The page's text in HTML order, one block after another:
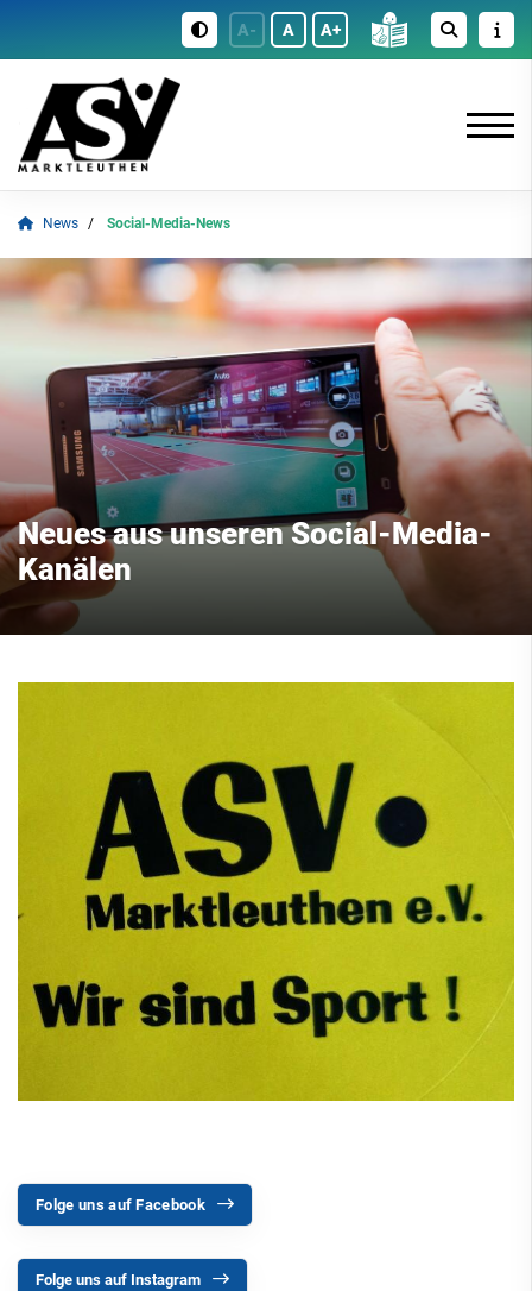
A- A A+
News Social-Media-News
Neues aus unseren Social-Media-
Kanälen
Folge uns auf Facebook
Folge uns auf Instagram